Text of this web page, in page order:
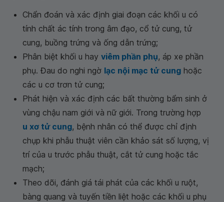
Chẩn đoán và xác định giai đoạn các khối u có
tính chất ác tính trong âm đạo, cổ tử cung, tử
cung, buồng trứng và ống dẫn trứng;
Phân biệt khối u hay viêm phần phụ, áp xe phần
phụ. Đau do nghi ngờ lạc nội mạc tử cung hoặc
các u cơ trơn tử cung;
Phát hiện và xác định các bất thường bẩm sinh ở
vùng chậu nam giới và nữ giới. Trong trường hợp
u xơ tử cung, bệnh nhân có thể được chỉ định
chụp khi phẫu thuật viên cần khảo sát số lượng, vị
trí của u trước phẫu thuật, cắt tử cung hoặc tắc
mạch;
Theo dõi, đánh giá tái phát của các khối u ruột,
bàng quang và tuyến tiền liệt hoặc các khối u phụ